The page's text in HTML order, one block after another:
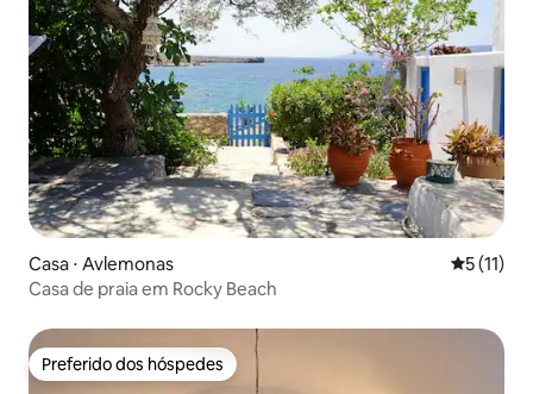
Casa ⋅ Avlemonas 5 de uma
5 (11)
Casa de praia em Rocky Beach
Preferido dos hóspedes
Preferido dos hóspedes